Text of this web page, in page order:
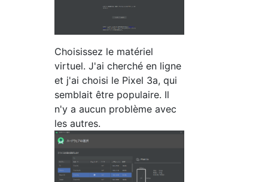
Choisissez le matériel
virtuel. J'ai cherché en ligne
et j'ai choisi le Pixel 3a, qui
semblait être populaire. Il
n'y a aucun problème avec
les autres.